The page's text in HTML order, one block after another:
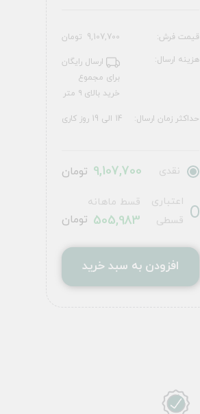
قیمت فرش: 9,107,700 تومان
هزینه ارسال:
ارسال رایگان
برای مجموع
خرید بالای ۹ متر
حداکثر زمان ارسال: 14 الی 19 روز کاری
نقدی 9,107,700 تومان
اعتباری
قسطی
قسط ماهانه
505,983 تومان
افزودن به سبد خرید